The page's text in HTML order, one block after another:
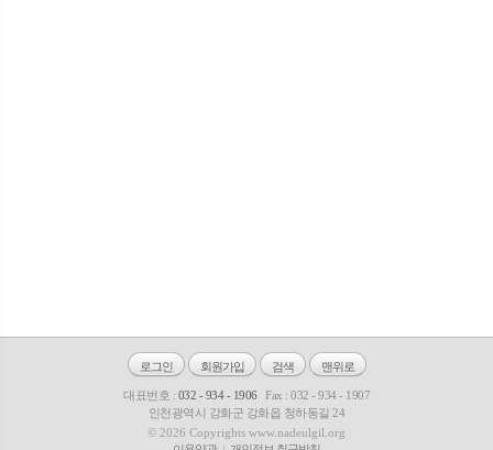
로그인 회원가입 검색 맨위로
대표번호 : 032 - 934 - 1906
Fax : 032 - 934 - 1907
인천광역시 강화군 강화읍 청하동길 24
© 2026 Copyrights www.nadeulgil.org